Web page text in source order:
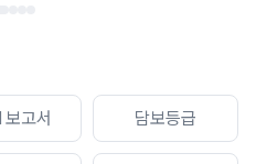
고서 담보등급